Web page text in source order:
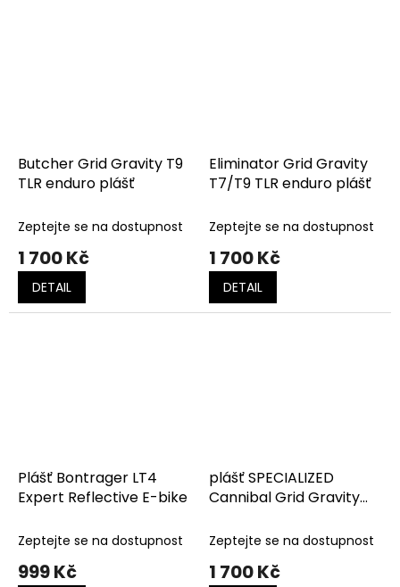
Butcher Grid Gravity T9
TLR enduro plášť
Zeptejte se na dostupnost
1 700 Kč
DETAIL
Eliminator Grid Gravity
T7/T9 TLR enduro plášť
Zeptejte se na dostupnost
1 700 Kč
DETAIL
Plášť Bontrager LT4
Expert Reflective E-bike
Zeptejte se na dostupnost
999 Kč
plášť SPECIALIZED
Cannibal Grid Gravity
Zeptejte se na dostupnost
1 700 Kč